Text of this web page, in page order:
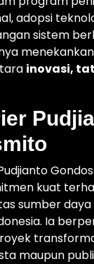
adopsi
sistem
menekankan
inovasi,
kuat
sumber daya
Ia
maupun